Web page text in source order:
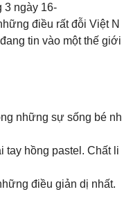
3 ngày 16-
điều rất đỗi Việt N
tin vào một thế giới
những sự sống bé nh
tay hồng pastel. Chất li
điều giản dị nhất.